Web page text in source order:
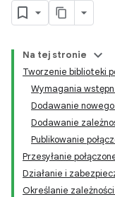
Na tej stronie
Tworzenie biblioteki
Wymagania
Dodawanie nowego
Dodawanie
Publikowanie
Przesyłanie
Działanie i
Określanie